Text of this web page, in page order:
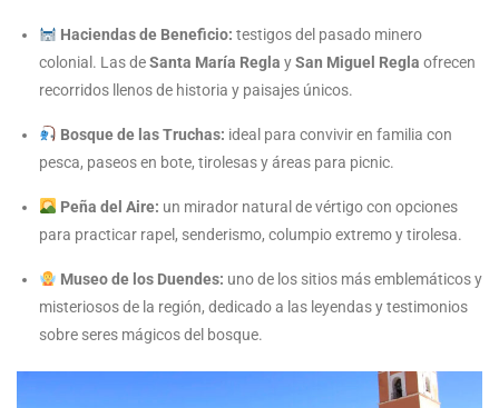
Haciendas de Beneficio: testigos del pasado minero
colonial. Las deSanta María Regla ySan Miguel Regla ofrecen
recorridos llenos de historia y paisajes únicos.
Bosque de las Truchas: ideal para convivir en familia con
pesca, paseos en bote, tirolesas y áreas para picnic.
Peña del Aire: un mirador natural de vértigo con opciones
para practicar rapel, senderismo, columpio extremo y tirolesa.
Museo de los Duendes: uno de los sitios más emblemáticos y
misteriosos de la región, dedicado a las leyendas y testimonios
sobre seres mágicos del bosque.